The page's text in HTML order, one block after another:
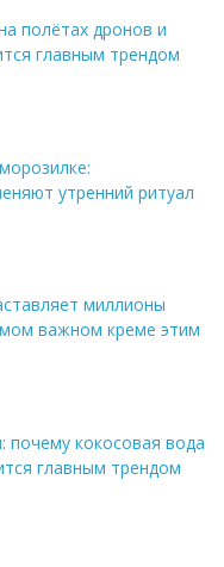
полётах дронов и
главным трендом
утренний ритуал
миллионы
важном креме этим
почему кокосовая вода
главным трендом